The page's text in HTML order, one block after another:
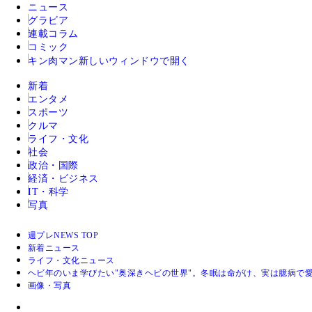
ニュース
グラビア
連載コラム
コミック
キン肉マン 新しいウィンドウで開く
新着
エンタメ
スポーツ
クルマ
ライフ・文化
社会
政治・国際
経済・ビジネス
IT・科学
写真
週プレNEWS TOP
新着ニュース
ライフ・文化ニュース
ヘビ年のいま学びたい"奥深きヘビの世界"。冬眠は命がけ、実は臆病で
画像・写真